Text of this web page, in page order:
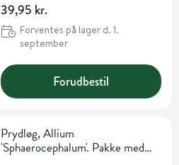
39,95 kr.
Forventes på lager d. 1.
september
Forudbestil
Prydløg, Allium
'Sphaerocephalum'. Pakke med